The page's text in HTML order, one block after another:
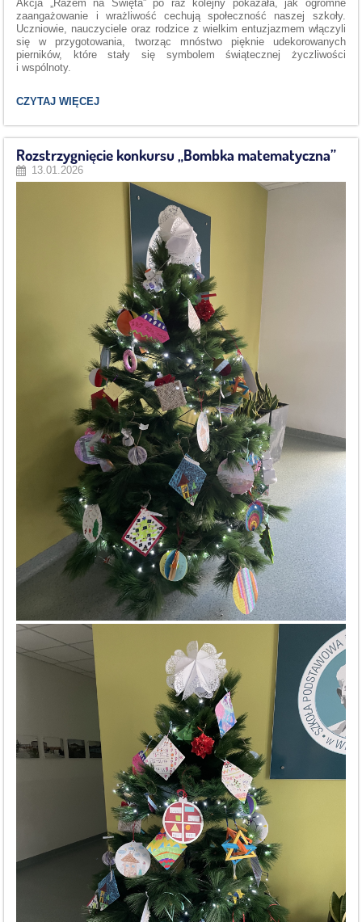
Akcja „Razem na Święta” po raz kolejny pokazała, jak ogromne
zaangażowanie i wrażliwość cechują społeczność naszej szkoły.
Uczniowie, nauczyciele oraz rodzice z wielkim entuzjazmem włączyli
się w przygotowania, tworząc mnóstwo pięknie udekorowanych
pierników, które stały się symbolem świątecznej życzliwości
i wspólnoty.
„RAZEM
ŚWIĘTA”:
CZYTAJ WIĘCEJ
Rozstrzygnięcie konkursu „Bombka matematyczna”
13.01.2026